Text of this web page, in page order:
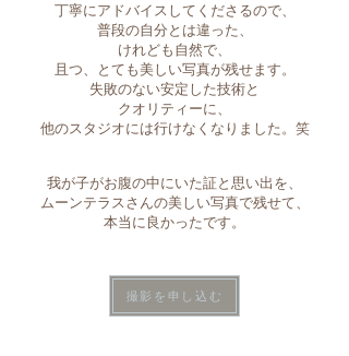
丁寧にアドバイスしてくださるので、
普段の自分とは違った、
けれども自然で、
且つ、とても美しい写真が残せます。
失敗のない安定した技術と
クオリティーに、
​他のスタジオには行けなくなりました。笑
我が子がお腹の中にいた証と思い出を、
ムーンテラスさんの美しい写真で残せて、
本当に良かったです。
撮影を申し込む